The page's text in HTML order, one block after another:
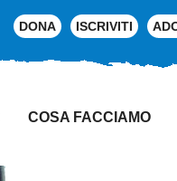
DONA ISCRIVITI
COSA FACCIAMO